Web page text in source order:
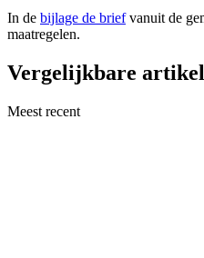
In de bijlage de briefvanuit de
maatregelen.
Vergelijkbare
Meest recent